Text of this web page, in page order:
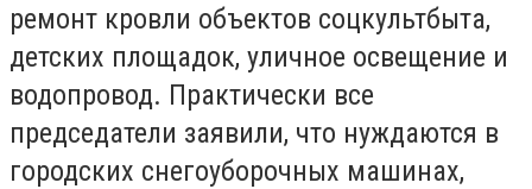
ремонт кровли объектов соцкультбыта,
детских площадок, уличное освещение и
водопровод. Практически все
председатели заявили, что нуждаются в
городских снегоуборочных машинах,